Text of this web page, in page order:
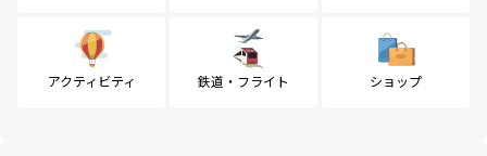
アクティビティ 鉄道・フライト ショップ